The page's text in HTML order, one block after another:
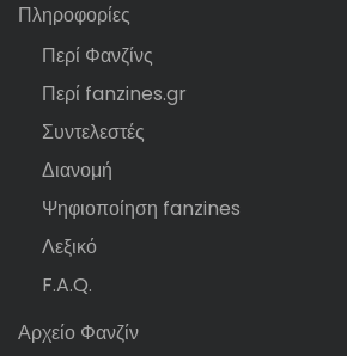
Πληροφορίες
Περί Φανζίνς
Περί fanzines.gr
Συντελεστές
Διανομή
Ψηφιοποίηση fanzines
Λεξικό
F.A.Q.
Αρχείο Φανζίν